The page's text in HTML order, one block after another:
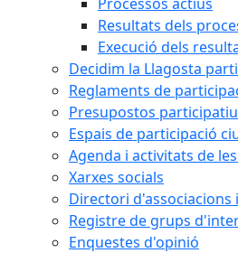
Resultats dels
Execució dels
Decidim la Llagosta
Reglaments de
Presupostos
Espais de participació
Agenda i activitats de
Xarxes socials
Directori d'associacions
Registre de grups
Enquestes d'opinió